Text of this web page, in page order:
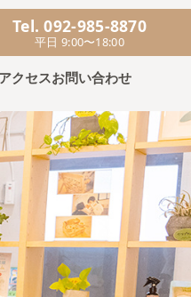
Tel. 092-985-8870
平日 9:00〜18:00
クセスお問い合わせ